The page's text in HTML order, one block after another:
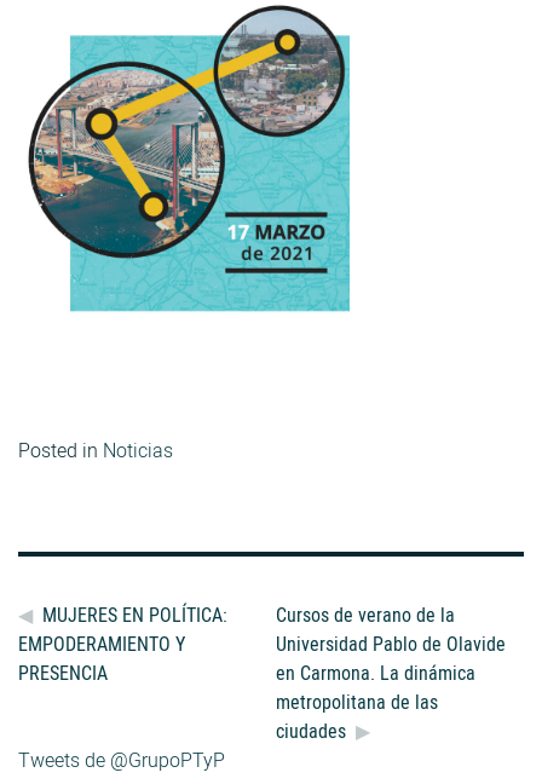
Posted in Noticias
MUJERES EN POLÍTICA:
EMPODERAMIENTO Y
PRESENCIA
Cursos de verano de la
Universidad Pablo de Olavide
en Carmona. La dinámica
metropolitana de las
ciudades
Tweets de @GrupoPTyP